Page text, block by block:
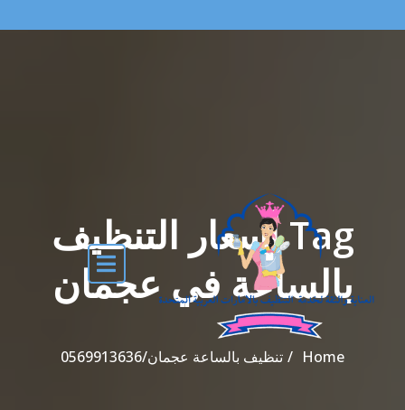
Tag أسعار التنظيف
بالساعة في عجمان
Home تنظيف بالساعة عجمان/0569913636